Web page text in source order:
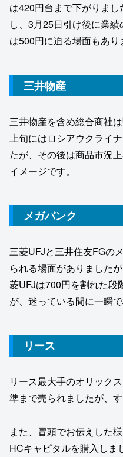
は420円台まで下がりま
し、3月25日引け後に業
は500円に迫る場面もあり
三井物産
三井物産を含め総合商社
上旬にはロシアウクライ
たが、その後は商品市況
イメージです。
メガバンク
三菱UFJと三井住友FGの
られる場面がありました
菱UFJは700円を割れた段
が、迷っている間に一瞬
リース
リース最大手のオリック
準まで売られましたが、
また、冒頭でお伝えした
HCキャピタルを購入しま